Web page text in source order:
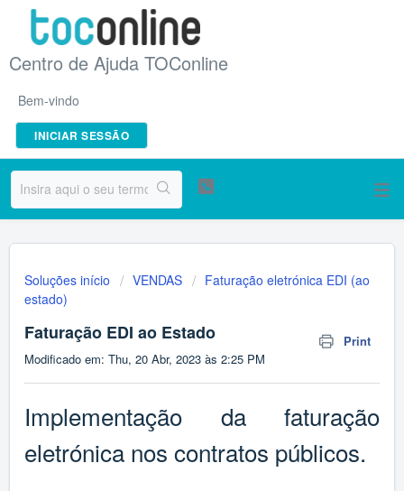
Centro de Ajuda TOConline
Bem-vindo
INICIAR SESSÃO
Soluções início VENDAS
Faturação eletrónica EDI (ao
estado)
Faturação EDI ao Estado
Print
Modificado em: Thu, 20 Abr, 2023 às 2:25 PM
Implementação da faturação
eletrónica nos contratos públicos.